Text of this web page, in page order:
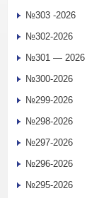
№303 -2026
№302-2026
№301 — 2026
№300-2026
№299-2026
№298-2026
№297-2026
№296-2026
№295-2026